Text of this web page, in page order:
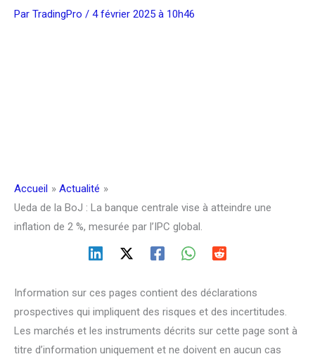
Par TradingPro / 4 février 2025 à 10h46
Accueil
Actualité
Ueda de la BoJ : La banque centrale vise à atteindre une
inflation de 2 %, mesurée par l’IPC global.
Information sur ces pages contient des déclarations
prospectives qui impliquent des risques et des incertitudes.
Les marchés et les instruments décrits sur cette page sont à
titre d’information uniquement et ne doivent en aucun cas